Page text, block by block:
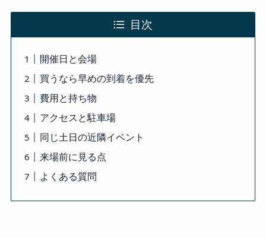
目次
開催日と会場
買うなら早めの到着を優先
費用と持ち物
アクセスと駐車場
同じ土日の近隣イベント
来場前に見る点
よくある質問